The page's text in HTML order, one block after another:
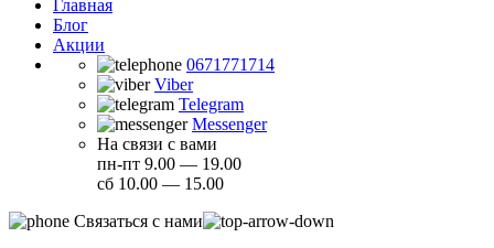
Главная
Блог
Акции
0671771714
Viber
Telegram
Messenger
На связи с вами
пн-пт 9.00 — 19.00
сб 10.00 — 15.00
Связаться с нами